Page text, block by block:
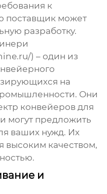
к
поставщик может
разработку.
) – один из
на
Они
конвейеров для
могут предложить
ваших нужд. Их
высоким качеством,
и